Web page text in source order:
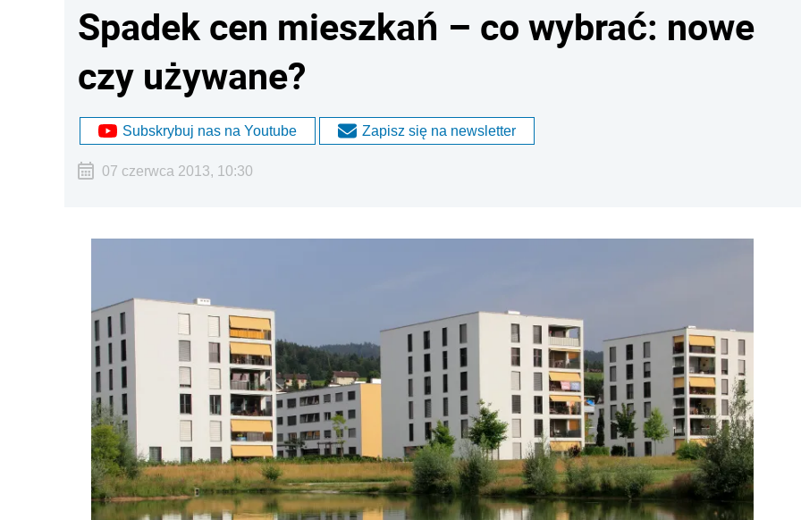
Spadek cen mieszkań – co wybrać: nowe
czy używane?
Subskrybuj nas na Youtube Zapisz się na newsletter
07 czerwca 2013, 10:30